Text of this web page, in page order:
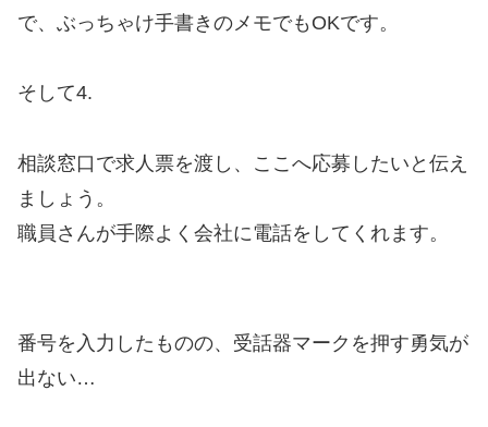
で、ぶっちゃけ手書きのメモでもOKです。
そして4.
相談窓口で求人票を渡し、ここへ応募したいと伝え
ましょう。
職員さんが手際よく会社に電話をしてくれます。
番号を入力したものの、受話器マークを押す勇気が
出ない…